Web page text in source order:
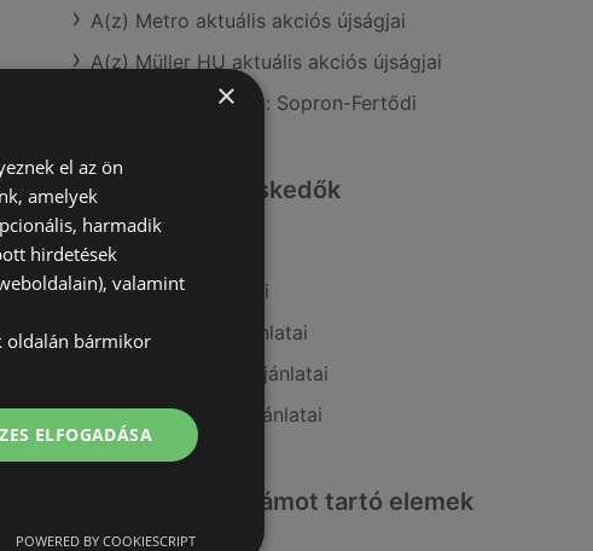
A(z) Metro aktuális akciós újságjai
A(z) Müller HU aktuális akciós újságjai
A(z) Reál üzletei itt: Sopron-Fertődi
Hasonló kiskereskedők
A(z) CBA ajánlatai
A(z) Príma ajánlatai
A(z) Ecofamily ajánlatai
A(z) FullDiszkont ajánlatai
A(z) Coop Tisza ajánlatai
Érdeklődésre számot tartó elemek
itt:
×
el az ön
amelyek
harmadik
hirdetések
valamint
oldalán bármikor
ELFOGADÁSA
POWERED BY COOKIESCRIPT